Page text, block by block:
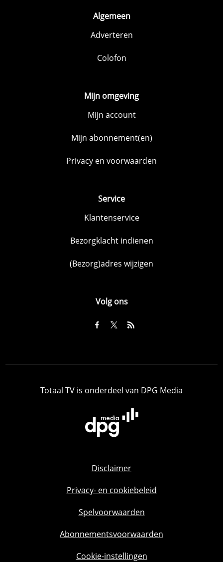
Algemeen
Adverteren
Colofon
Mijn omgeving
Mijn account
Mijn abonnement(en)
Privacy en voorwaarden
Service
Klantenservice
Bezorgklacht indienen
(Bezorg)adres wijzigen
Volg ons
Totaal TV is onderdeel van DPG Media
Disclaimer
Privacy- en cookiebeleid
Spelvoorwaarden
Abonnementsvoorwaarden
Cookie-instellingen